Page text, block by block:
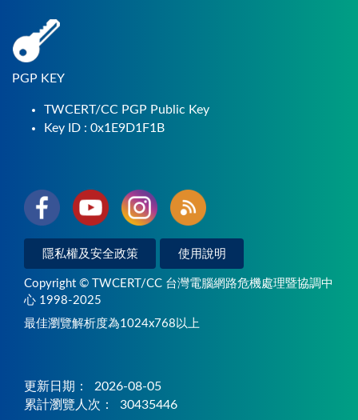
PGP KEY
TWCERT/CC PGP Public Key
Key ID : 0x1E9D1F1B
隱私權及安全政策 使用說明
Copyright © TWCERT/CC 台灣電腦網路危機處理暨協調中
心 1998-2025
最佳瀏覽解析度為1024x768以上
更新日期：
2026-08-05
累計瀏覽人次：
30435446